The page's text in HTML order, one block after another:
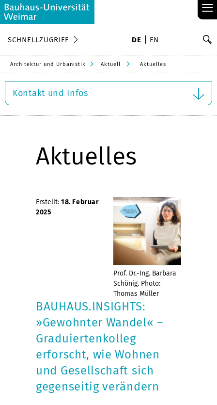
≡
SCHNELLZUGRIFF DE EN
Architektur und Urbanistik Aktuell Aktuelles
Kontakt und Infos
Aktuelles
Prof. Dr.-Ing. Barbara
Schönig. Photo:
Thomas Müller
Erstellt: 18. Februar
2025
BAUHAUS.INSIGHTS:
»Gewohnter Wandel« –
Graduiertenkolleg
erforscht, wie Wohnen
und Gesellschaft sich
gegenseitig verändern